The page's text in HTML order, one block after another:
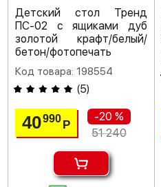
Детский стол Тренд
ПС-02 с ящиками дуб
золотой крафт/белый/
бетон/фотопечать
Код товара: 198554
(5)
40990Р
-20 %
51 240